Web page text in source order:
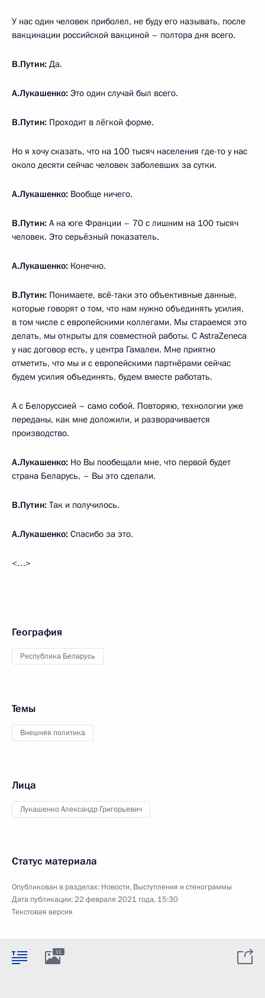
У нас один человек приболел, не буду его называть, после
вакцинации российской вакциной – полтора дня всего.
В.Путин: Да.
А.Лукашенко: Это один случай был всего.
В.Путин: Проходит в лёгкой форме.
Но я хочу сказать, что на 100 тысяч населения где-то у нас
около десяти сейчас человек заболевших за сутки.
А.Лукашенко: Вообще ничего.
В.Путин: А на юге Франции – 70 с лишним на 100 тысяч
человек. Это серьёзный показатель.
А.Лукашенко: Конечно.
В.Путин: Понимаете, всё-таки это объективные данные,
которые говорят о том, что нам нужно объединять усилия,
в том числе с европейскими коллегами. Мы стараемся это
делать, мы открыты для совместной работы. С AstraZeneca
у нас договор есть, у центра Гамалеи. Мне приятно
отметить, что мы и с европейскими партнёрами сейчас
будем усилия объединять, будем вместе работать.
А с Белоруссией – само собой. Повторяю, технологии уже
переданы, как мне доложили, и разворачивается
производство.
А.Лукашенко: Но Вы пообещали мне, что первой будет
страна Беларусь, – Вы это сделали.
В.Путин: Так и получилось.
А.Лукашенко: Спасибо за это.
<…>
География
Республика Беларусь
Темы
Внешняя политика
Лица
Лукашенко Александр Григорьевич
Статус материала
Опубликован в разделах: Новости, Выступления и стенограммы
Дата публикации:22 февраля 2021 года, 15:30
Текстовая версия
11